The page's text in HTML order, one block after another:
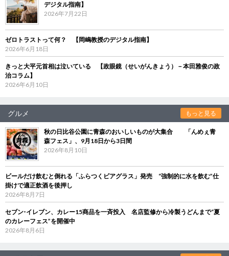
デジタル指南】
2026年7月22日
ゼロトラストって何？ 【岡嶋教授のデジタル指南】
2026年6月18日
きっと大平元首相は泣いている 【政眼鏡（せいがんきょう）－本田雅俊の政
治コラム】
2026年6月10日
グルメ もっと見る
秋の日比谷公園に青森のおいしいものが大集合 「んめぇ青
森フェス」、9月18日から3日間
2026年8月10日
ビールだけ飲むと倒れる「ふらつくビアグラス」発売 “強制的に水を飲む”仕
掛けで適正飲酒を後押し
2026年8月7日
セブン‐イレブン、カレー15商品を一斉投入 名店監修から冷製うどんまで“夏
のカレーフェス”を開催中
2026年8月6日